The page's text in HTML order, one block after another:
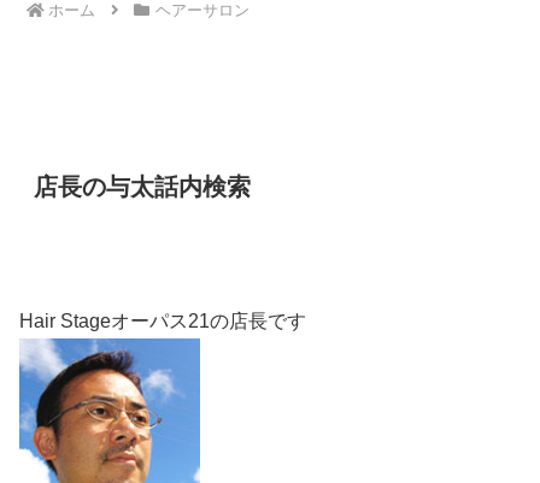
ホーム ヘアーサロン
店長の与太話内検索
Hair Stageオーパス21の店長です